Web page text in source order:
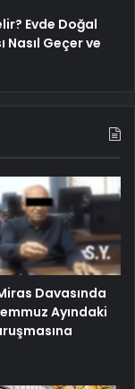
Evde Doğal
Nasıl Geçer ve
Davasında
Ayındaki